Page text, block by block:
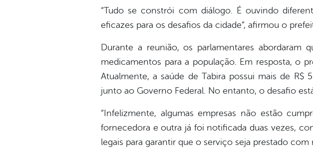
“Tudo se constrói com diálogo. É ouvindo
eficazes para os desafios da cidade”, afirmou o
Durante a reunião, os parlamentares abordaram
medicamentos para a população. Em resposta, o
Atualmente, a saúde de Tabira possui mais de
junto ao Governo Federal. No entanto, o desafio
“Infelizmente, algumas empresas não estão
fornecedora e outra já foi notificada duas vezes,
legais para garantir que o serviço seja prestado com